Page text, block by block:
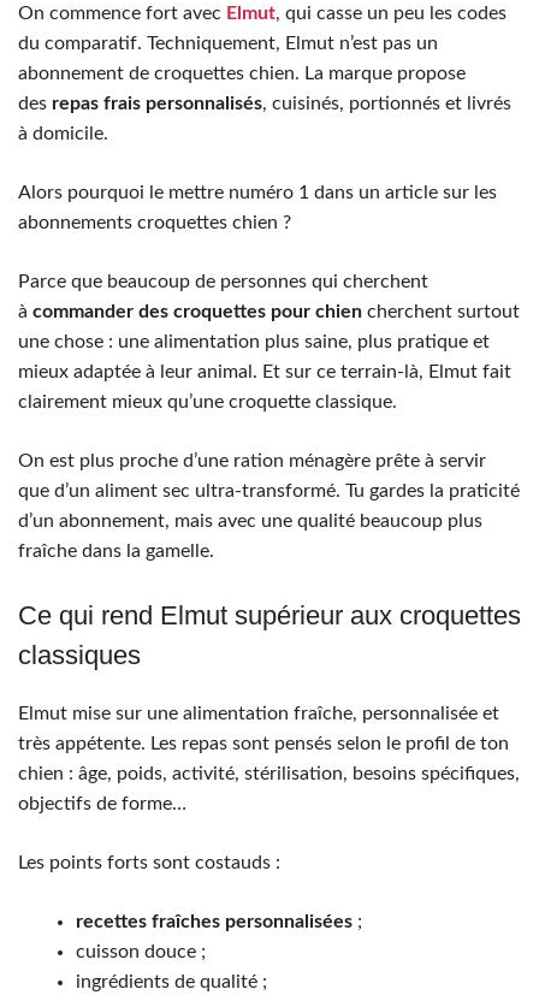
On commence fort avec Elmut, qui casse un peu les codes
du comparatif. Techniquement, Elmut n’est pas un
abonnement de croquettes chien. La marque propose
des repas frais personnalisés, cuisinés, portionnés et livrés
à domicile.
Alors pourquoi le mettre numéro 1 dans un article sur les
abonnements croquettes chien ?
Parce que beaucoup de personnes qui cherchent
à commander des croquettes pour chien cherchent surtout
une chose : une alimentation plus saine, plus pratique et
mieux adaptée à leur animal. Et sur ce terrain-là, Elmut fait
clairement mieux qu’une croquette classique.
On est plus proche d’une ration ménagère prête à servir
que d’un aliment sec ultra-transformé. Tu gardes la praticité
d’un abonnement, mais avec une qualité beaucoup plus
fraîche dans la gamelle.
Ce qui rend Elmut supérieur aux croquettes
classiques
Elmut mise sur une alimentation fraîche, personnalisée et
très appétente. Les repas sont pensés selon le profil de ton
chien : âge, poids, activité, stérilisation, besoins spécifiques,
objectifs de forme…
Les points forts sont costauds :
recettes fraîches personnalisées ;
cuisson douce ;
ingrédients de qualité ;